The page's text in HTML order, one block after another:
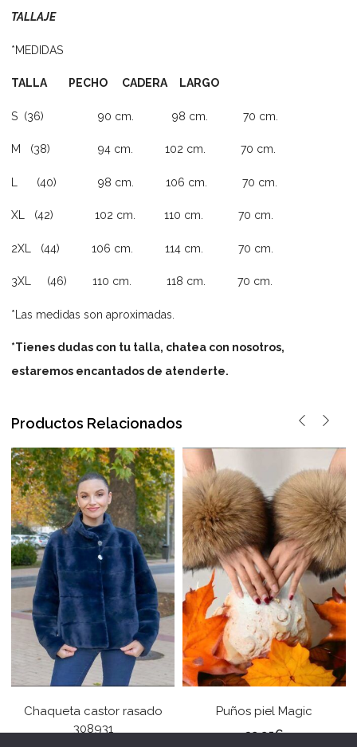
TALLAJE
*MEDIDAS
TALLA PECHO CADERA LARGO
S (36) 90 cm. 98 cm. 70 cm.
M (38) 94 cm. 102 cm. 70 cm.
L (40) 98 cm. 106 cm. 70 cm.
XL (42) 102 cm. 110 cm. 70 cm.
2XL (44) 106 cm. 114 cm. 70 cm.
3XL (46) 110 cm. 118 cm. 70 cm.
*Las medidas son aproximadas.
*Tienes dudas con tu talla, chatea con nosotros,
estaremos encantados de atenderte.
Productos Relacionados
Chaqueta castor rasado
308931
Puños piel Magic
39,95€